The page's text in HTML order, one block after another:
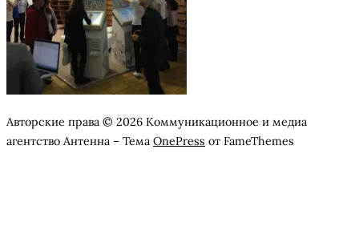
Авторские права © 2026 Коммуникационное и медиа
агентство Антенна – Тема OnePress от FameThemes